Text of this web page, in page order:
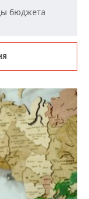
бюджета